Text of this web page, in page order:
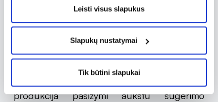
Leisti visus slapukus
Slapukų nustatymai
Tik būtini slapukai
ženklas specializuojasi moteriškos higienos
produktuose. LADY ANION gaminiai, tokie
kaip kasdieniai įklotai, dieniniai, naktiniai bei
po gimdymo naudoti skirti paketai, yra
švelnaus paviršiaus, su ekologišku
medvilnės sluoksniu, laidūs orui. Taip pat
produkcija pasižymi aukštu sugėrimo